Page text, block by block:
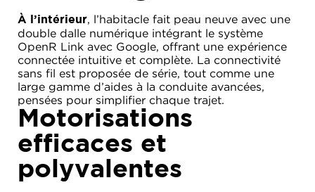
À l’intérieur, l’habitacle fait peau neuve avec une
double dalle numérique intégrant le système
OpenR Link avec Google, offrant une expérience
connectée intuitive et complète. La connectivité
sans fil est proposée de série, tout comme une
large gamme d’aides à la conduite avancées,
pensées pour simplifier chaque trajet.
Motorisations
efficaces et
polyvalentes